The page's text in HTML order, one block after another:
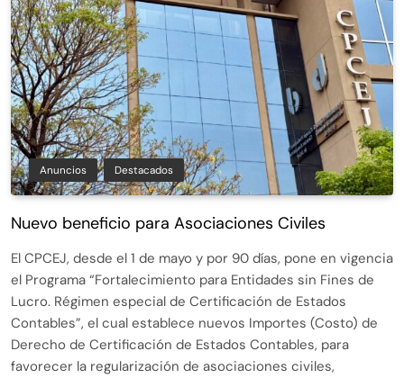
Anuncios Destacados
Nuevo beneficio para Asociaciones Civiles
El CPCEJ, desde el 1 de mayo y por 90 días, pone en vigencia
el Programa “Fortalecimiento para Entidades sin Fines de
Lucro. Régimen especial de Certificación de Estados
Contables”, el cual establece nuevos Importes (Costo) de
Derecho de Certificación de Estados Contables, para
favorecer la regularización de asociaciones civiles,